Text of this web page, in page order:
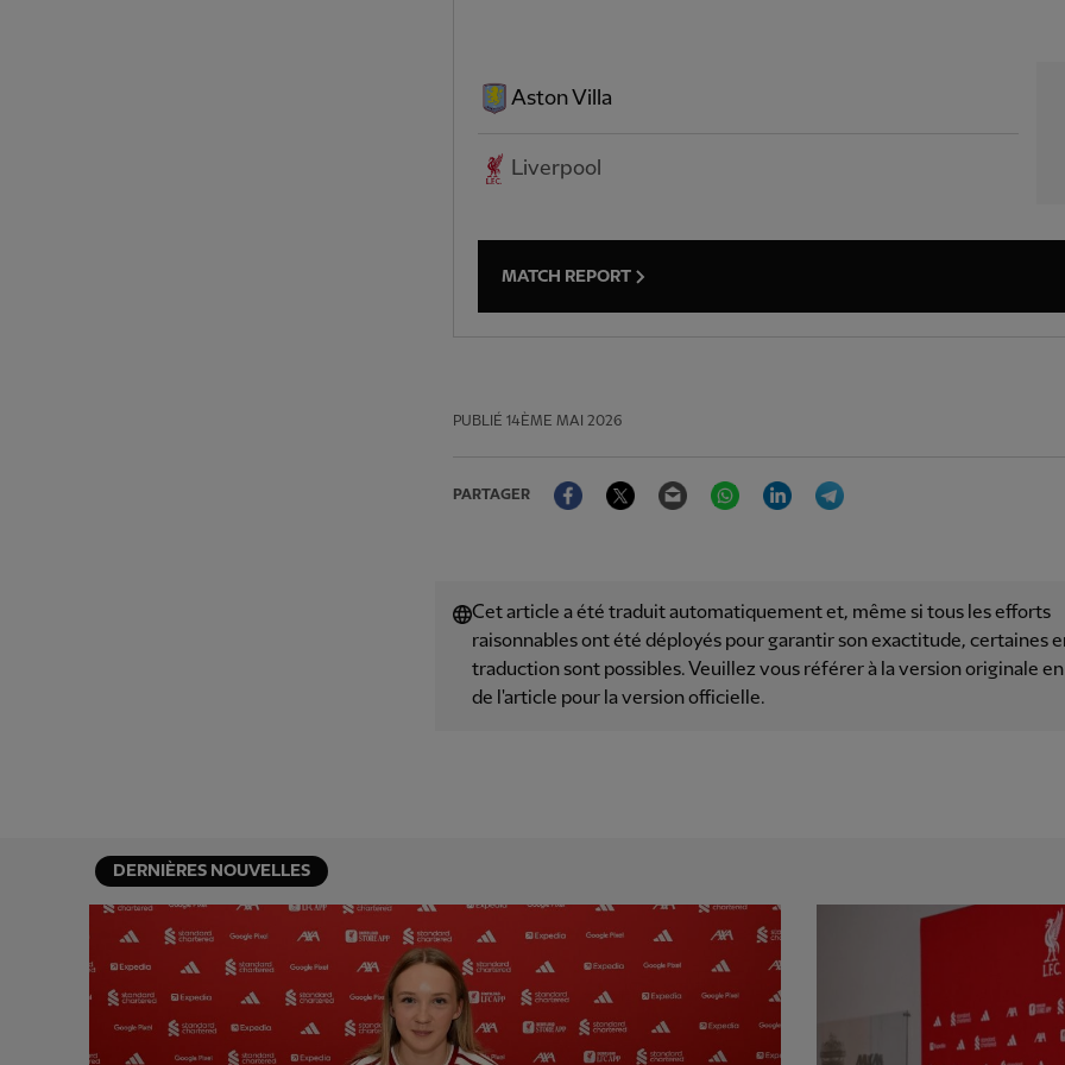
Aston Villa
Liverpool
MATCH REPORT
PUBLIÉ 14ÈME MAI 2026
PARTAGER
FacebookTwitter Email WhatsAppLinkedIn
Cet article a été traduit automatiquement et, même si tous les efforts
raisonnables ont été déployés pour garantir son exactitude, certaines
traduction sont possibles. Veuillez vous référer à la version originale
de l'article pour la version officielle.
DERNIÈRES NOUVELLES